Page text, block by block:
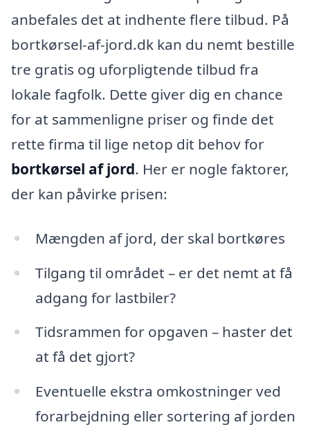
anbefales det at indhente flere tilbud. På
bortkørsel-af-jord.dk kan du nemt bestille
tre gratis og uforpligtende tilbud fra
lokale fagfolk. Dette giver dig en chance
for at sammenligne priser og finde det
rette firma til lige netop dit behov for
bortkørsel af jord. Her er nogle faktorer,
der kan påvirke prisen:
Mængden af jord, der skal bortkøres
Tilgang til området – er det nemt at få
adgang for lastbiler?
Tidsrammen for opgaven – haster det
at få det gjort?
Eventuelle ekstra omkostninger ved
forarbejdning eller sortering af jorden